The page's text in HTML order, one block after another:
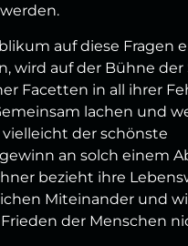
auf diese Fragen
wird auf der Bühne der
Facetten in all ihrer
lachen und
der schönste
an solch einem
bezieht ihre
Miteinander und
der Menschen